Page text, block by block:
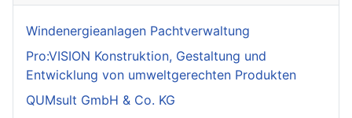
Windenergieanlagen Pachtverwaltung
Pro:VISION Konstruktion, Gestaltung und
Entwicklung von umweltgerechten Produkten
QUMsult GmbH & Co. KG